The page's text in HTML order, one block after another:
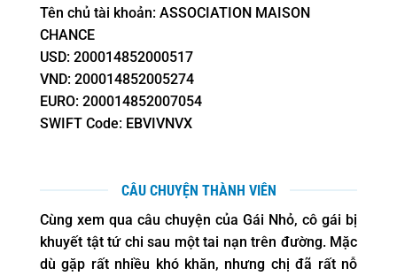
Tên chủ tài khoản: ASSOCIATION MAISON
CHANCE
USD: 200014852000517
VND: 200014852005274
EURO: 200014852007054
SWIFT Code: EBVIVNVX
CÂU CHUYỆN THÀNH VIÊN
Cùng xem qua câu chuyện của Gái Nhỏ, cô gái bị
khuyết tật tứ chi sau một tai nạn trên đường. Mặc
dù gặp rất nhiều khó khăn, nhưng chị đã rất nỗ